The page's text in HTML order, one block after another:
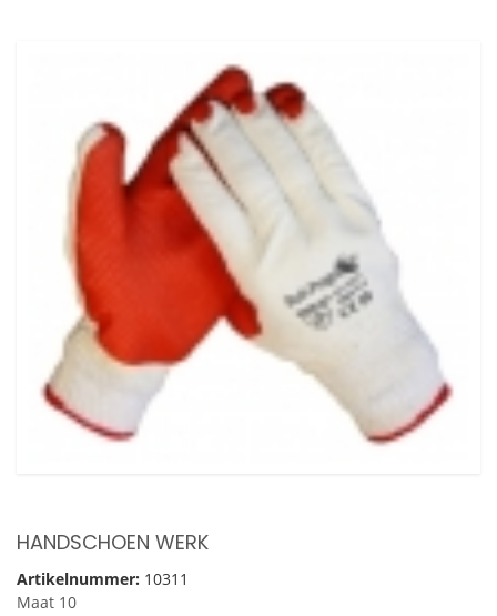
HANDSCHOEN WERK
Artikelnummer: 10311
Maat 10